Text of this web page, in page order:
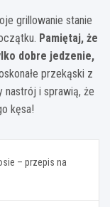
grillowanie stanie
Pamiętaj, że
dobre jedzenie,
przekąski z
nastrój i sprawią, że
kęsa!
– przepis na